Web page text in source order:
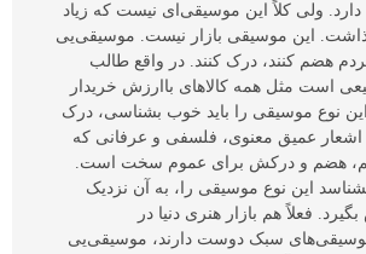
دارد. ولی کلاً این موسیقی‌ای نیست که زیاد
این موسیقی بازار نیست. موسیقی‌یی
هضم کنند، درک کنند. در واقع طالب
است مثل همه کالاهای باارزش خریدار
نوع موسیقی را باید خوب بشناسی، درک
عمیق معنوی، فلسفی و عرفانی که
هضم و درکش برای عموم سخت است.
بشناسد این نوع موسیقی را، به آن نزدیک
فعلاً هم بازار هنری دنیا در
سبک دوست دارند، موسیقی‌یی